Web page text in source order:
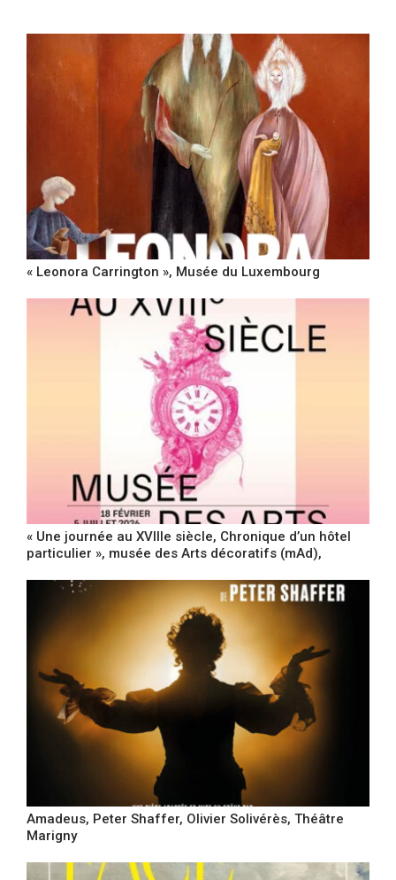
« Leonora Carrington », Musée du Luxembourg
« Une journée au XVIIIe siècle, Chronique d’un hôtel
particulier », musée des Arts décoratifs (mAd),
Amadeus, Peter Shaffer, Olivier Solivérès, Théâtre
Marigny